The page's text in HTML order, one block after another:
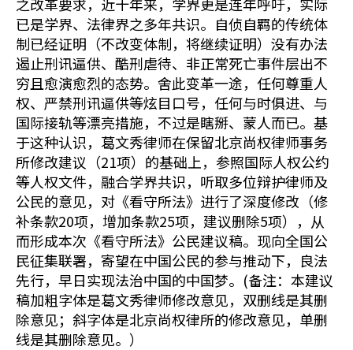
已是学界、法律界之多年共识。自侦自羁的传统体
制已经证明（不改变体制，将继续证明）没有办法
遏止刑讯逼供、酷刑虐待、非正常死亡事件层出不
穷且愈演愈烈的态势。舍此变革一途，任何尊重人
权、严禁刑讯逼供等炫目口号，任何与时俱进、与
国际接轨等漂亮措施，不过是瞎掰、蒙人而已。基
于这种认识，葛文秀律师在保留北京尚权律师事务
所修改建议（21项）的基础上，参照国际人权公约
等人权文件，融合学界共识，听取多位辩护律师及
公民的意见，对《看守所法》进行了深度修改（修
补条款20项，增加条款25项，建议删除5项），从
而形成本次《看守所法》公民建议稿。现向全国公
民征集联署，寄望在中国公民的参与推动下，良法
先行，早日实现法治中国的中国梦。(备注：本建议
稿加粗字体是葛文秀律师修改意见，双删线是其删
除意见；斜字体是北京尚权律所的修改意见，单删
线是其删除意见。）